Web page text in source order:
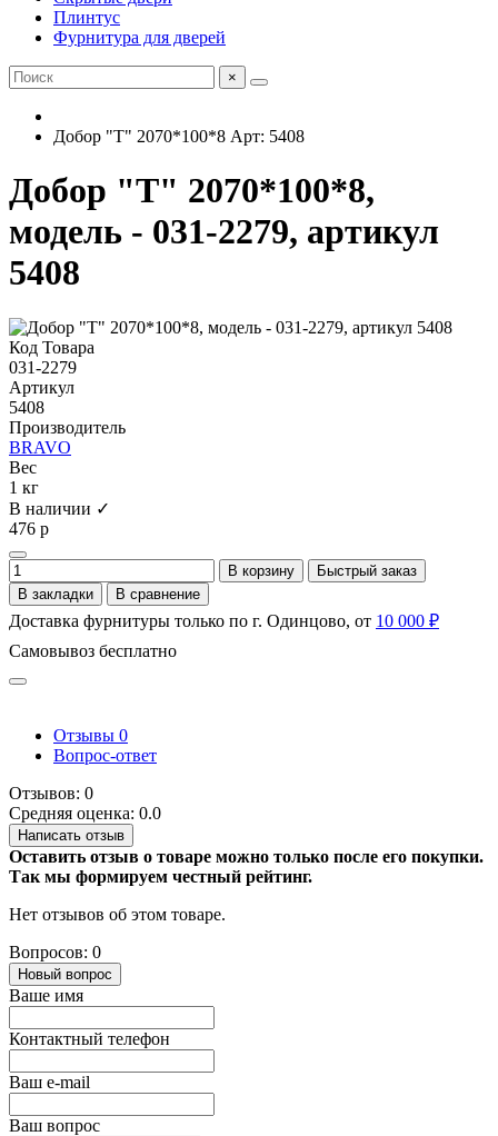
Плинтус
Фурнитура для дверей
×
Добор "Т" 2070*100*8 Арт: 5408
Добор "Т" 2070*100*8,
модель - 031-2279, артикул
5408
Код Товара
031-2279
Артикул
5408
Производитель
BRAVO
Вес
1 кг
В наличии ✓
476 р
В корзину
Быстрый заказ
В закладки
В сравнение
Доставка фурнитуры только по г. Одинцово, от 10 000 ₽
Самовывоз бесплатно
Отзывы 0
Вопрос-ответ
Отзывов: 0
Средняя оценка: 0.0
Написать отзыв
Оставить отзыв о товаре можно только после его покупки.
Так мы формируем честный рейтинг.
Нет отзывов об этом товаре.
Вопросов: 0
Новый вопрос
Ваше имя
Контактный телефон
Ваш e-mail
Ваш вопрос